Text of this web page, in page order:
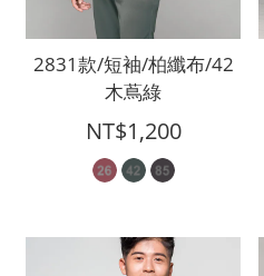
2831款/短袖/柏纖布/42
木蔦綠
NT$1,200